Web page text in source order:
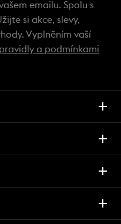
emailu. Spolu s
si akce, slevy,
Vyplněním vaší
pravidly a podmínkami